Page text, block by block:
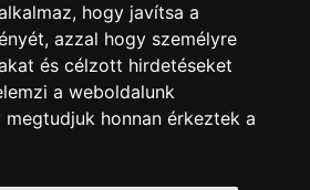
hogy javítsa a
azzal hogy személyre
és célzott hirdetéseket
a weboldalunk
honnan érkeztek a
fizetés mód kizárólag átutalással
nincs lehetőség.